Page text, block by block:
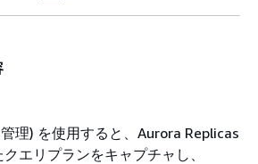
理) を使用すると、Aurora Replicas
エリプランをキャプチャし、